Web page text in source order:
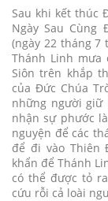
Sau khi kết thúc
Ngày Sau Cùng
(ngày 22 tháng 7
Thánh Linh mưa
Siôn trên khắp
của Đức Chúa
những người giữ
nhận sự phước
nguyện để các
để đi vào Thiên
khẩn để Thánh
có thể được tỏ
cứu rỗi cả loài